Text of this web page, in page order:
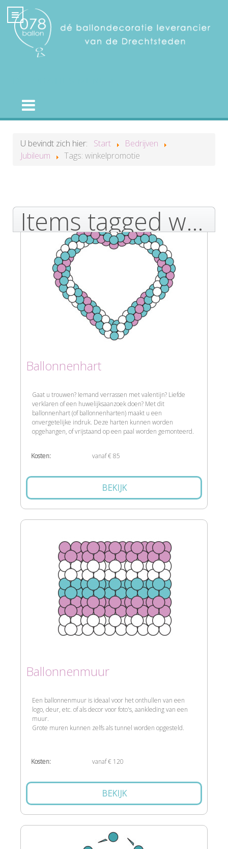
U bevindt zich hier: Start
Bedrijven
Jubileum
Tags: winkelpromotie
Items tagged with WINKELPROMOTIE
Ballonnenhart
Gaat u trouwen? Iemand verrassen met valentijn? Liefde
verklaren of een huwelijksaanzoek doen? Met dit
ballonnenhart (of ballonnenharten) maakt u een
onvergetelijke indruk. Deze harten kunnen worden
opgehangen, of vrijstaand op een paal worden gemonteerd.
Kosten: vanaf € 85
BEKIJK
Ballonnenmuur
Een ballonnenmuur is ideaal voor het onthullen van een
logo, deur, etc. of als decor voor foto's, aankleding van een
muur.
Grote muren kunnen zelfs als tunnel worden opgesteld.
Kosten: vanaf € 120
BEKIJK